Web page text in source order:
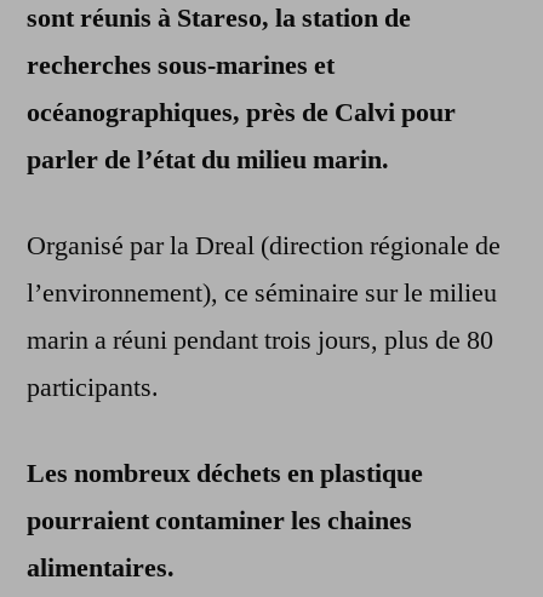
contaminer
les
chaines
sont réunis à Stareso, la station de
recherches sous-marines et
océanographiques, près de Calvi pour
parler de l’état du milieu marin.
Organisé par la Dreal (direction régionale de
l’environnement), ce séminaire sur le milieu
marin a réuni pendant trois jours, plus de 80
participants.
Les nombreux déchets en plastique
pourraient contaminer les chaines
alimentaires.